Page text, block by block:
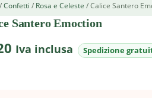
/Confetti / Rosa e Celeste / Calice Santero
Santero Emoction
Iva inclusa